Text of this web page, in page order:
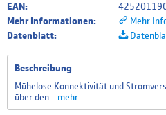
EAN:
Mehr Informationen:
Mehr
Datenblatt:
Beschreibung
Mühelose Konnektivität und
über den...
mehr